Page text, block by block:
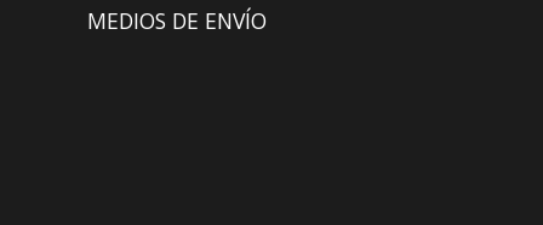
MEDIOS DE ENVÍO